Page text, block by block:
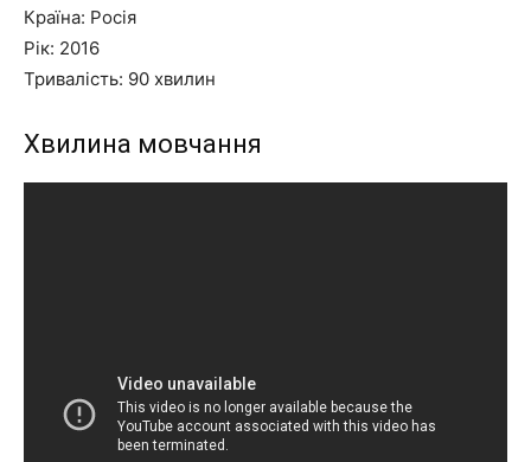
Країна: Росія
Рік: 2016
Тривалість: 90 хвилин
Хвилина мовчання